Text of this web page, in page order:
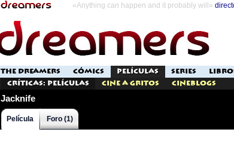
«Anything can happen and it probably will»
THE DREAMERS CÓMICS PELÍCULAS SERIES
Críticas: Películas
Cine a Gritos Cineblogs
Jacknife
Película Foro (1)